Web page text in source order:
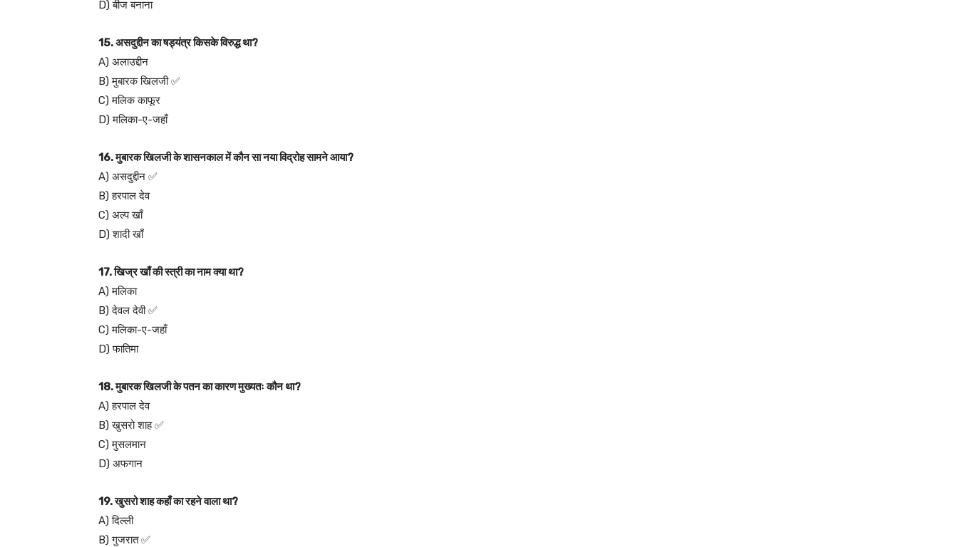
D) बीज बनाना
15. असदुद्दीन का षड्यंत्र किसके विरुद्ध था?
A) अलाउद्दीन
B) मुबारक खिलजी ✅
C) मलिक काफूर
D) मलिका-ए-जहाँ
16. मुबारक खिलजी के शासनकाल में कौन सा नया विद्रोह सामने आया?
A) असदुद्दीन ✅
B) हरपाल देव
C) अल्प खाँ
D) शादी खाँ
17. खिज्र खाँ की स्त्री का नाम क्या था?
A) मलिका
B) देवल देवी ✅
C) मलिका-ए-जहाँ
D) फातिमा
18. मुबारक खिलजी के पतन का कारण मुख्यतः कौन था?
A) हरपाल देव
B) खुसरो शाह ✅
C) मुसलमान
D) अफगान
19. खुसरो शाह कहाँ का रहने वाला था?
A) दिल्ली
B) गुजरात ✅